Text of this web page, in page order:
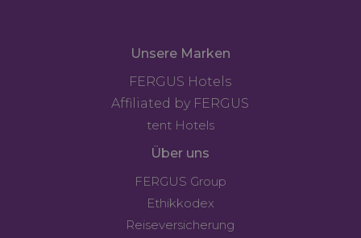
Unsere Marken
FERGUS Hotels
Affiliated by FERGUS
tent Hotels
Über uns
FERGUS Group
Ethikkodex
Reiseversicherung